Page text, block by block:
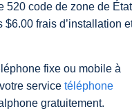
520 code de zone de
$6.00 frais d’installation
fixe ou mobile à
service téléphone
gratuitement.